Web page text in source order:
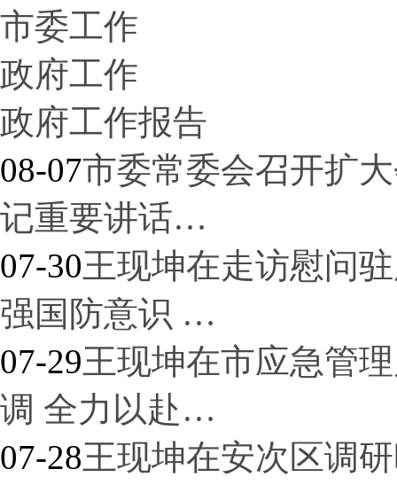
市委工作
政府工作
政府工作报告
08-07市委常委会召开扩
记重要讲话…
07-30王现坤在走访慰问
强国防意识 …
07-29王现坤在市应急管
调 全力以赴…
07-28王现坤在安次区调